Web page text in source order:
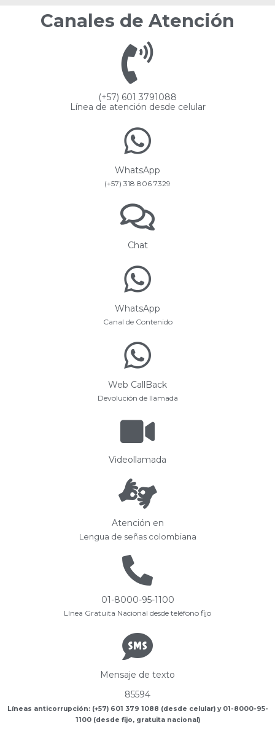
Canales de Atención
(+57) 601 3791088
Línea de atención desde celular
WhatsApp
(+57) 318 806 7329
Chat
WhatsApp
Canal de Contenido
Web CallBack
Devolución de llamada
Videollamada
Atención en
Lengua de señas colombiana
01-8000-95-1100
Línea Gratuita Nacional desde teléfono fijo
Mensaje de texto
85594
Líneas anticorrupción: (+57) 601 379 1088 (desde celular) y 01-8000-95-
1100 (desde fijo, gratuita nacional)